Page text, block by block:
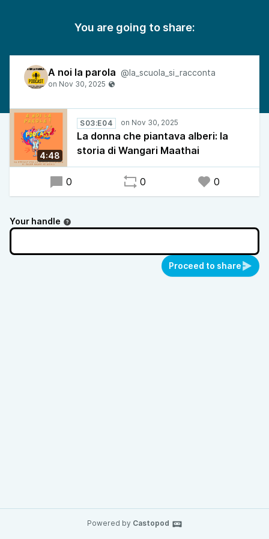
You are going to share:
A noi la parola @la_scuola_si_racconta
4:48
S03:E04
La donna che piantava alberi: la
storia di Wangari Maathai
0 0 0
Your handle
Proceed to share
Powered by Castopod